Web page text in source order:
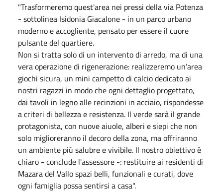
"Trasformeremo quest'area nei pressi della via Potenza
- sottolinea Isidonia Giacalone - in un parco urbano
moderno e accogliente, pensato per essere il cuore
pulsante del quartiere.
Non si tratta solo di un intervento di arredo, ma di una
vera operazione di rigenerazione: realizzeremo un’area
giochi sicura, un mini campetto di calcio dedicato ai
nostri ragazzi in modo che ogni dettaglio progettato,
dai tavoli in legno alle recinzioni in acciaio, rispondesse
a criteri di bellezza e resistenza. Il verde sarà il grande
protagonista, con nuove aiuole, alberi e siepi che non
solo miglioreranno il decoro della zona, ma offriranno
un ambiente più salubre e vivibile. Il nostro obiettivo è
chiaro - conclude l'assessore -: restituire ai residenti di
Mazara del Vallo spazi belli, funzionali e curati, dove
ogni famiglia possa sentirsi a casa".